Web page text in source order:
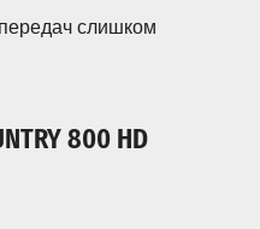
слишком
800 HD